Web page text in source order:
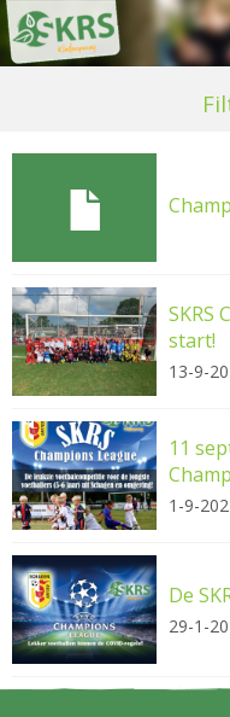
SKRS
start!
13-9-
11
1-9-
De
29-1-